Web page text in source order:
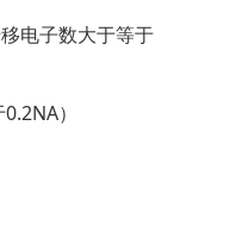
电子数大于等于
）